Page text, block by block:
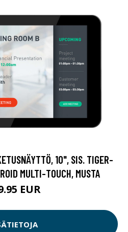
10", SIS. TIGER-
MULTI-TOUCH, MUSTA
EUR